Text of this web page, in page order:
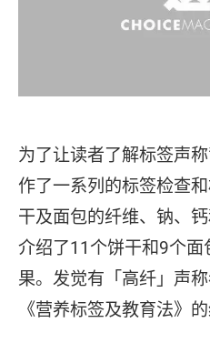
为了让读者了解标签声
作了一系列的标签检查
干及面包的纤维、钠、
介绍了11个饼干和9个面
果。发觉有「高纤」声
《营养标签及教育法》